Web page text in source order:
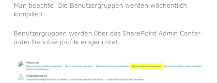
Man beachte: Die Benutzergruppen werden wöchentlich
kompiliert.
Benutzergruppen werden über das SharePoint Admin Center
unter Benutzerprofile eingerichtet: